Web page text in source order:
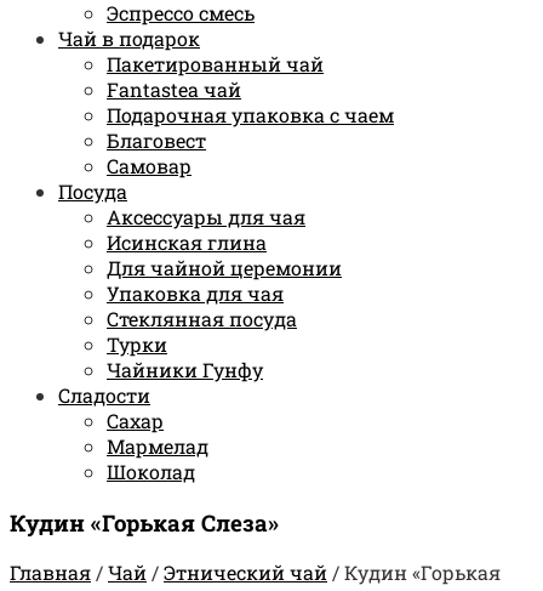
Эспрессо смесь
Чай в подарок
Пакетированный чай
Fantastea чай
Подарочная упаковка с чаем
Благовест
Самовар
Посуда
Аксессуары для чая
Исинская глина
Для чайной церемонии
Упаковка для чая
Стеклянная посуда
Турки
Чайники Гунфу
Сладости
Сахар
Мармелад
Шоколад
Кудин «Горькая Слеза»
Главная/Чай/Этнический чай/Кудин «Горькая